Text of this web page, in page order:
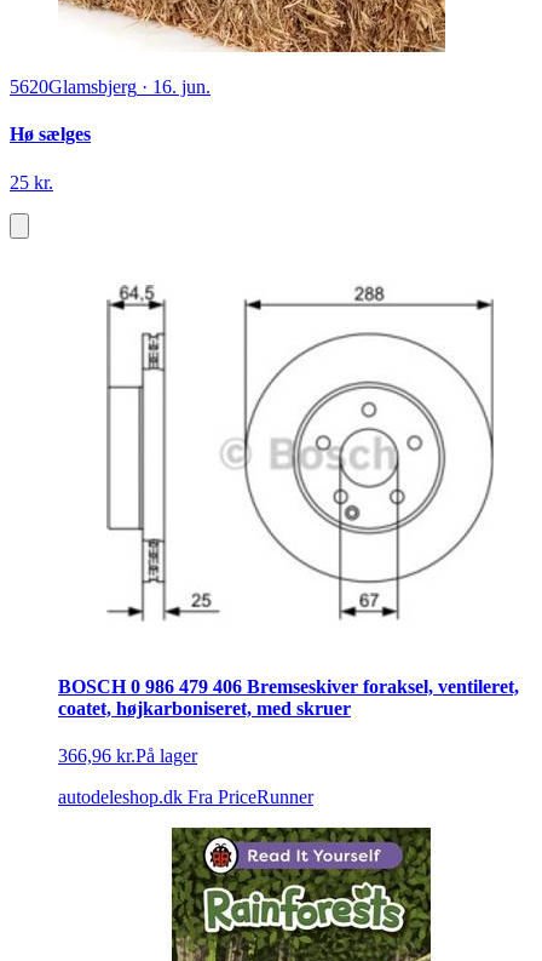
5620Glamsbjerg · 16. jun.
Hø sælges
25 kr.
BOSCH 0 986 479 406 Bremseskiver foraksel, ventileret,
coatet, højkarboniseret, med skruer
366,96 kr.På lager
autodeleshop.dk Fra PriceRunner